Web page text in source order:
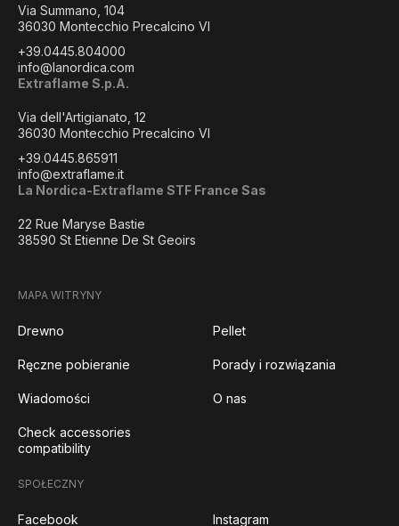
Via Summano, 104
36030 Montecchio Precalcino VI
+39.0445.804000
info@lanordica.com
Extraflame S.p.A.
Via dell'Artigianato, 12
36030 Montecchio Precalcino VI
+39.0445.865911
info@extraflame.it
La Nordica-Extraflame STF France Sas
22 Rue Maryse Bastie
38590 St Etienne De St Geoirs
MAPA WITRYNY
Drewno Pellet
Ręczne pobieranie Porady i rozwiązania
Wiadomości O nas
Check accessories
compatibility
SPOŁECZNY
Facebook Instagram